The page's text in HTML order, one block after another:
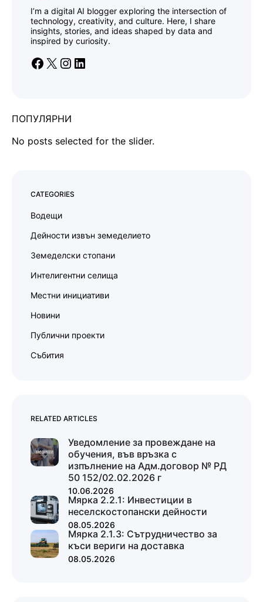
I’m a digital AI blogger exploring the intersection of
technology, creativity, and culture. Here, I share
insights, stories, and ideas shaped by data and
inspired by curiosity.
ПОПУЛЯРНИ
No posts selected for the slider.
CATEGORIES
Водещи
Дейности извън земеделието
Земеделски стопани
Интелигентни селища
Местни инициативи
Новини
Публични проекти
Събития
RELATED ARTICLES
Уведомление за провеждане на
обучения, във връзка с
изпълнение на Адм.договор № РД
50 152/02.02.2026 г
10.06.2026
Мярка 2.2.1: Инвестиции в
неселскостопански дейности
08.05.2026
Мярка 2.1.3: Сътрудничество за
къси вериги на доставка
08.05.2026